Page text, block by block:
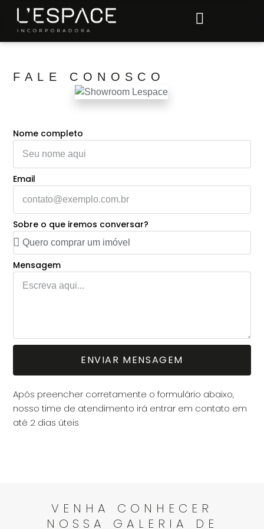
FALE CONOSCO
Nome completo
Email
Sobre o que iremos conversar?
Mensagem
ENVIAR MENSAGEM
l
t
e
Após preencher corretamente o formulário abaixo,
nosso time de atendimento irá entrar em contato em
até 2 dias úteis
VENHA CONHECER
NOSSA GALERIA DE